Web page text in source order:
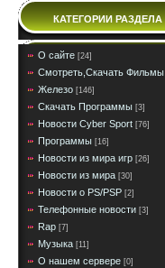
КАТЕГОРИИ РАЗДЕЛА
О сайте [24]
Смотреть,Скачать Фильмы
Железо [146]
Скачать Программы [3]
Новости Cyber Sport [76]
Программы [16]
Новости из мира игр [26]
Новости из мира [30]
Новости о PS/PSP [2]
Телефонные новости [3]
Rap [7]
Музыка [11]
О нашем сервере [0]